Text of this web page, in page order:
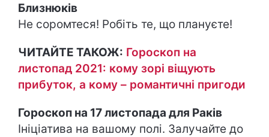
Близнюків
Не соромтеся! Робіть те, що плануєте!
ЧИТАЙТЕ ТАКОЖ: Гороскоп на
листопад 2021: кому зорі віщують
прибуток, а кому – романтичні пригоди
Гороскоп на 17 листопада для Раків
Ініціатива на вашому полі. Залучайте до